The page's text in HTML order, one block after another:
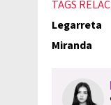
TAGS
Legarreta
Miranda